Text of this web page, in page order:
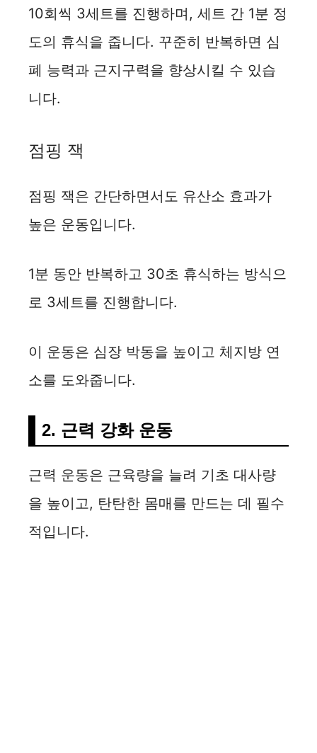
10회씩 3세트를 진행하며, 세트 간 1분 정
도의 휴식을 줍니다. 꾸준히 반복하면 심
폐 능력과 근지구력을 향상시킬 수 있습
니다.
점핑 잭
점핑 잭은 간단하면서도 유산소 효과가
높은 운동입니다.
1분 동안 반복하고 30초 휴식하는 방식으
로 3세트를 진행합니다.
이 운동은 심장 박동을 높이고 체지방 연
소를 도와줍니다.
2. 근력 강화 운동
근력 운동은 근육량을 늘려 기초 대사량
을 높이고, 탄탄한 몸매를 만드는 데 필수
적입니다.